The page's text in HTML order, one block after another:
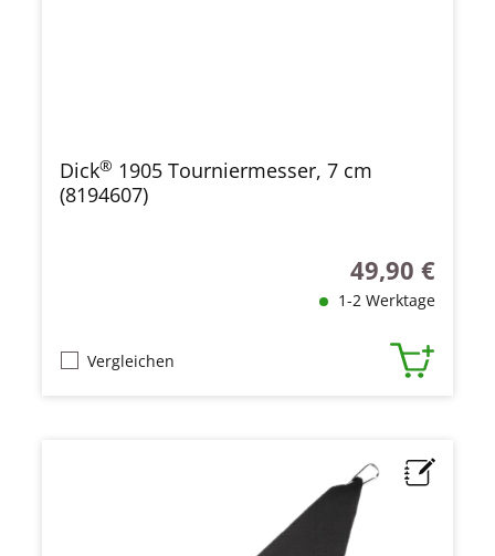
Dick® 1905 Tourniermesser, 7 cm
(8194607)
Regulärer Preis:
49,90 €
1-2 Werktage
Vergleichen